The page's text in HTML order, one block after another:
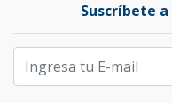
Suscríbete